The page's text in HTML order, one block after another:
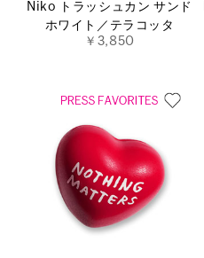
Niko トラッシュカン サンド
ホワイト／テラコッタ
￥3,850